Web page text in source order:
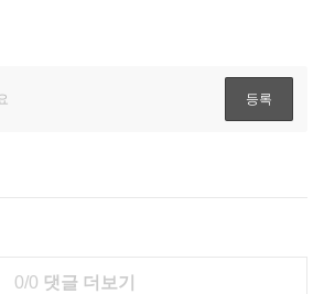
0/0 댓글 더보기